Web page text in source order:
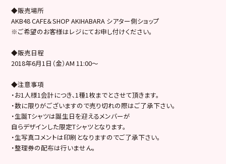
◆販売場所
AKB48 CAFE＆SHOP AKIHABARA シアター側ショップ
※ご希望のお客様はレジにてお申し付けください。
◆販売日程
2018年6月1日（金）AM 11:00～
◆注意事項
・お1人様1会計につき､1種1枚までとさせて頂きます。
・数に限りがございますので売り切れの際はご了承下さい。
・生誕Tシャツは誕生日を迎えるメンバーが
自らデザインした限定Tシャツとなります。
・生写真コメントは印刷となりますのでご了承下さい。
・整理券の配布は行いません。